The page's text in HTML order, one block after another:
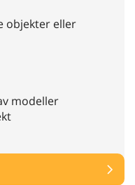
objekter eller
modeller